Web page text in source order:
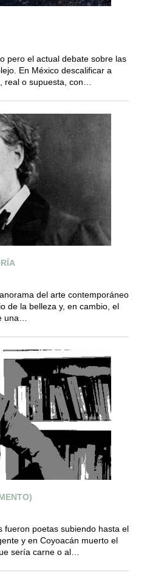
pero el actual debate sobre las
En México descalificar a
real o supuesta, con…
del arte contemporáneo
de la belleza y, en cambio, el
una…
fueron poetas subiendo hasta el
y en Coyoacán muerto el
sería carne o al…